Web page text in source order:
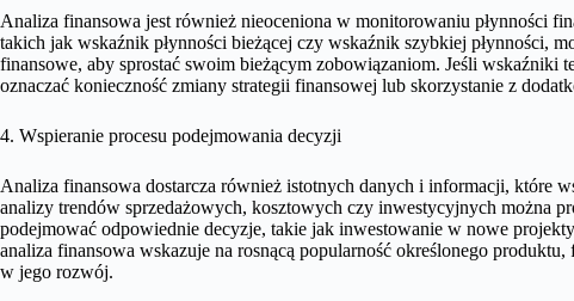
Analiza finansowa jest również nieoceniona w monitorowaniu płynności
takich jak wskaźnik płynności bieżącej czy wskaźnik szybkiej płynności,
finansowe, aby sprostać swoim bieżącym zobowiązaniom. Jeśli wskaźniki
oznaczać konieczność zmiany strategii finansowej lub skorzystanie z
4. Wspieranie procesu podejmowania decyzji
Analiza finansowa dostarcza również istotnych danych i informacji, które
analizy trendów sprzedażowych, kosztowych czy inwestycyjnych można
podejmować odpowiednie decyzje, takie jak inwestowanie w nowe
analiza finansowa wskazuje na rosnącą popularność określonego
w jego rozwój.